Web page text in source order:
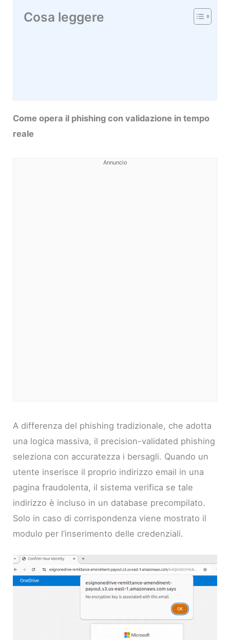
Cosa leggere
Come opera il phishing con validazione in tempo
reale
Annuncio
A differenza del phishing tradizionale, che adotta
una logica massiva, il precision-validated phishing
seleziona con accuratezza i bersagli. Quando un
utente inserisce il proprio indirizzo email in una
pagina fraudolenta, il sistema verifica se tale
indirizzo è incluso in un database precompilato.
Solo in caso di corrispondenza viene mostrato il
modulo per l’inserimento delle credenziali.